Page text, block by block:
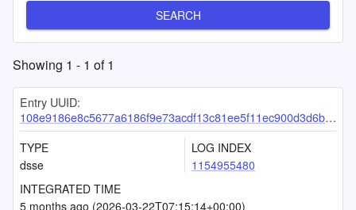
SEARCH
Showing 1 - 1 of1
Entry UUID:
108e9186e8c5677a6186f9e73acdf13c81ee5f11ec900d3d6bdf03e1bacd46bc201b4f57fafab9d7
TYPE
dsse
LOG INDEX
1154955480
INTEGRATED TIME
5 months ago (2026-03-22T07:15:14+00:00)